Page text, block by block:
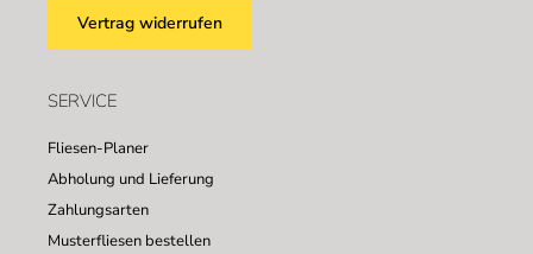
Vertrag widerrufen
SERVICE
Fliesen-Planer
Abholung und Lieferung
Zahlungsarten
Musterfliesen bestellen